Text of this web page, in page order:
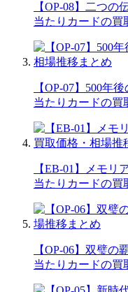
【OP-08】二つの
当たりカードの買
【OP-07】500年
当たりカードの買
【EB-01】メモリ
当たりカードの買
【OP-06】双璧の
当たりカードの買